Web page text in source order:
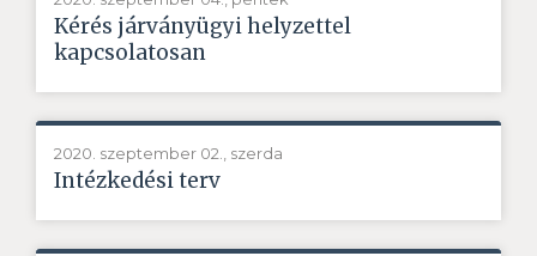
Kérés járványügyi helyzettel
kapcsolatosan
2020. szeptember 02., szerda
Intézkedési terv